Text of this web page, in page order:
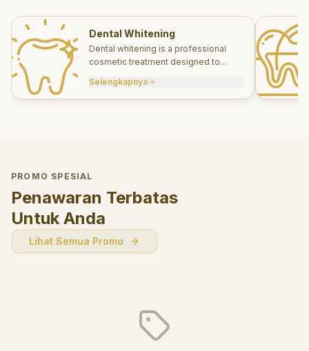
Dental Whitening
Dental whitening is a professional
cosmetic treatment designed to
effectively.
Selengkapnya
PROMO SPESIAL
Penawaran Terbatas
Untuk Anda
Lihat Semua Promo